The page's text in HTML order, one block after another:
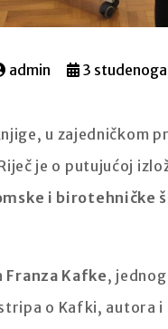
admin 3
u zajedničkom
je o putujućoj
i birotehničke
Franza Kafke,
o Kafki, autora